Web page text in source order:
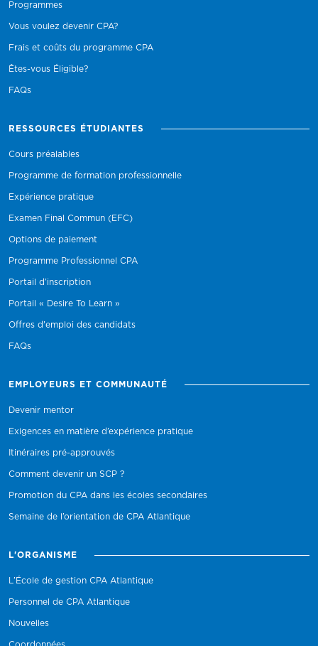
Programmes
Vous voulez devenir CPA?
Frais et coûts du programme CPA
Êtes-vous Éligible?
FAQs
RESSOURCES ÉTUDIANTES
Cours préalables
Programme de formation professionnelle
Expérience pratique
Examen Final Commun (EFC)
Options de paiement
Programme Professionnel CPA
Portail d’inscription
Portail « Desire To Learn »
Offres d'emploi des candidats
FAQs
EMPLOYEURS ET COMMUNAUTÉ
Devenir mentor
Exigences en matière d’expérience pratique
Itinéraires pré-approuvés
Comment devenir un SCP ?
Promotion du CPA dans les écoles secondaires
Semaine de l’orientation de CPA Atlantique
L'ORGANISME
L’École de gestion CPA Atlantique
Personnel de CPA Atlantique
Nouvelles